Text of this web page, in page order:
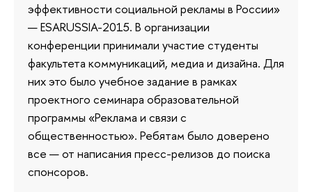
эффективности социальной рекламы в России»
— ESARUSSIA-2015. В организации
конференции принимали участие студенты
факультета коммуникаций, медиа и дизайна. Для
них это было учебное задание в рамках
проектного семинара образовательной
программы «Реклама и связи с
общественностью». Ребятам было доверено
все — от написания пресс-релизов до поиска
спонсоров.